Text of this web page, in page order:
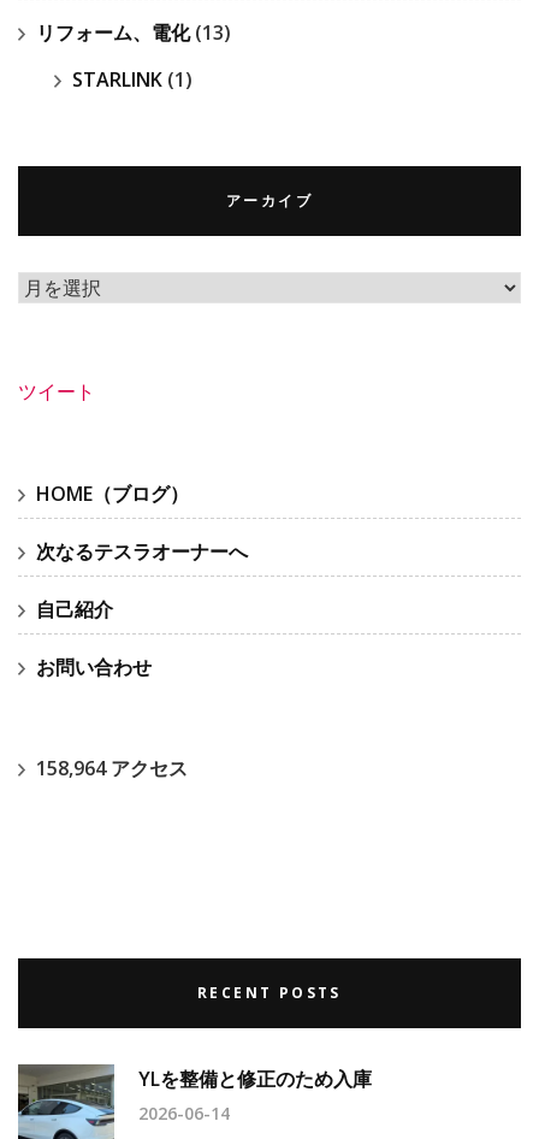
リフォーム、電化(13)
STARLINK (1)
アーカイブ
ア
イ
ツイート
HOME（ブログ）
次なるテスラオーナーへ
自己紹介
お問い合わせ
158,964 アクセス
RECENT POSTS
YLを整備と修正のため入庫
2026-06-14